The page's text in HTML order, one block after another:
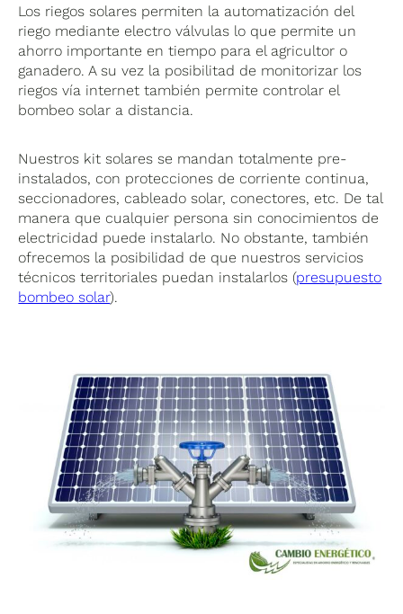
Los riegos solares permiten la automatización del
riego mediante electro válvulas lo que permite un
ahorro importante en tiempo para el agricultor o
ganadero. A su vez la posibilitad de monitorizar los
riegos vía internet también permite controlar el
bombeo solar a distancia.
Nuestros kit solares se mandan totalmente pre-
instalados, con protecciones de corriente continua,
seccionadores, cableado solar, conectores, etc. De tal
manera que cualquier persona sin conocimientos de
electricidad puede instalarlo. No obstante, también
ofrecemos la posibilidad de que nuestros servicios
técnicos territoriales puedan instalarlos (presupuesto
bombeo solar).